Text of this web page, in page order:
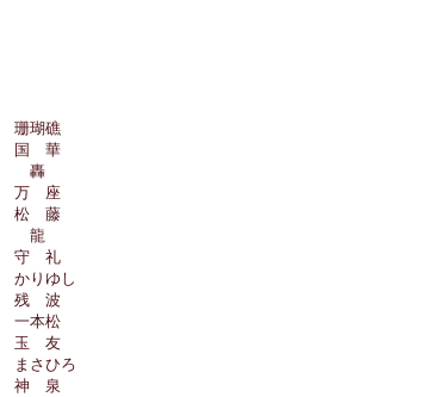
珊瑚礁
国 華
轟
万 座
松 藤
龍
守 礼
かりゆし
残 波
一本松
玉 友
まさひろ
神 泉